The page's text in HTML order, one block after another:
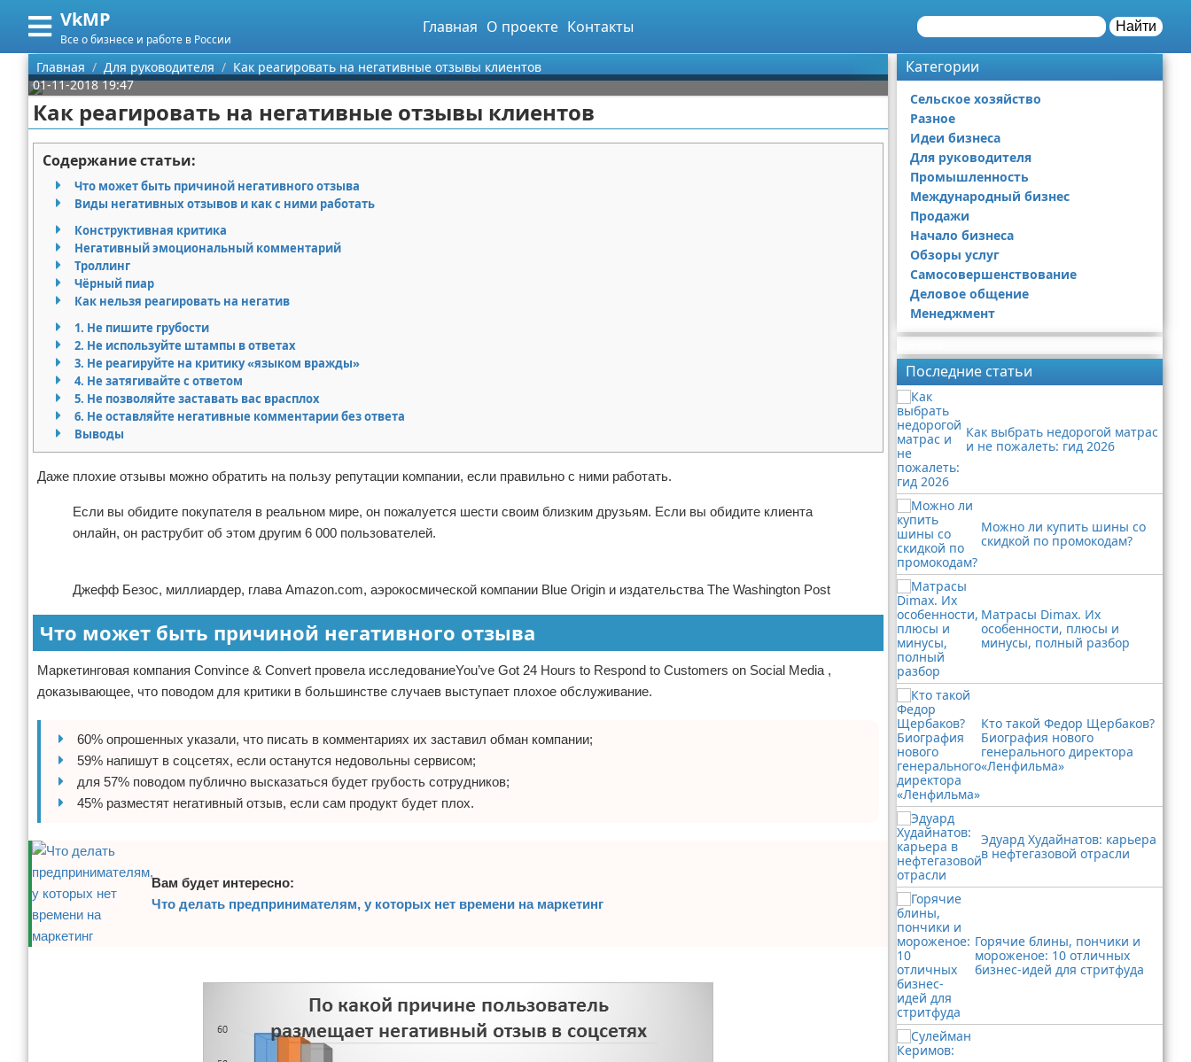
VkMP
Все о бизнесе и работе в России
Главная О проекте Контакты Найти
Меню
Главная
Категории
Сельское хозяйство
Разное
Идеи бизнеса
Для руководителя
Промышленность
Международный бизнес
Продажи
Начало бизнеса
Деловое общение
Менеджмент
Поиск
О проекте
Контакты
Сотрудничество
Размещение рекламы
Для правообладателей
Условия предоставления информации
Отказ от ответственности
Главная Для руководителя
Как реагировать на негативные отзывы клиентов
01-11-2018 19:47
Как реагировать на негативные отзывы клиентов
Содержание статьи:
Что может быть причиной негативного отзыва
Виды негативных отзывов и как с ними работать
Конструктивная критика
Негативный эмоциональный комментарий
Троллинг
Чёрный пиар
Как нельзя реагировать на негатив
1. Не пишите грубости
2. Не используйте штампы в ответах
3. Не реагируйте на критику «языком вражды»
4. Не затягивайте с ответом
5. Не позволяйте заставать вас врасплох
6. Не оставляйте негативные комментарии без ответа
Выводы
Даже плохие отзывы можно обратить на пользу репутации компании, если правильно с ними работать.
Если вы обидите покупателя в реальном мире, он пожалуется шести своим близким друзьям. Если вы обидите клиента
онлайн, он раструбит об этом другим 6 000 пользователей.
Джефф Безос, миллиардер, глава Amazon.com, аэрокосмической компании Blue Origin и издательства The Washington Post
Что может быть причиной негативного отзыва
Маркетинговая компания Convince & Convert провела исследованиеYou’ve Got 24 Hours to Respond to Customers on Social Media ,
доказывающее, что поводом для критики в большинстве случаев выступает плохое обслуживание.
60% опрошенных указали, что писать в комментариях их заставил обман компании;
59% напишут в соцсетях, если останутся недовольны сервисом;
для 57% поводом публично высказаться будет грубость сотрудников;
45% разместят негативный отзыв, если сам продукт будет плох.
Вам будет интересно:
Что делать предпринимателям, у которых нет времени на маркетинг
Категории
Сельское хозяйство
Разное
Идеи бизнеса
Для руководителя
Промышленность
Международный бизнес
Продажи
Начало бизнеса
Обзоры услуг
Самосовершенствование
Деловое общение
Менеджмент
Последние статьи
Как выбрать недорогой матрас
и не пожалеть: гид 2026
Можно ли купить шины со
скидкой по промокодам?
Матрасы Dimax. Их
особенности, плюсы и
минусы, полный разбор
Кто такой Федор Щербаков?
Биография нового
генерального директора
«Ленфильма»
Эдуард Худайнатов: карьера
в нефтегазовой отрасли
Горячие блины, пончики и
мороженое: 10 отличных
бизнес-идей для стритфуда